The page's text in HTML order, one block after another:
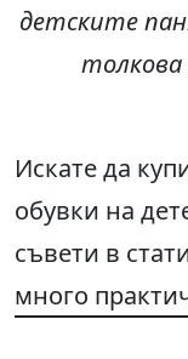
детските
Искате да
обувки на
съвети в
много